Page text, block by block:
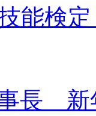
能検
長 新